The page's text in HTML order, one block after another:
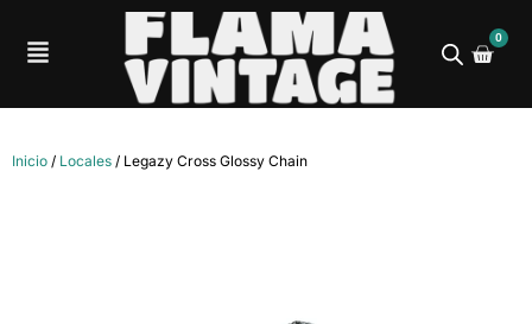
0
Inicio / Locales / Legazy Cross Glossy Chain